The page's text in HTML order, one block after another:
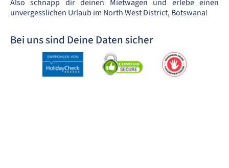
Also schnapp dir deinen Mietwagen und erlebe einen
unvergesslichen Urlaub im North West District, Botswana!
Bei uns sind Deine Daten sicher